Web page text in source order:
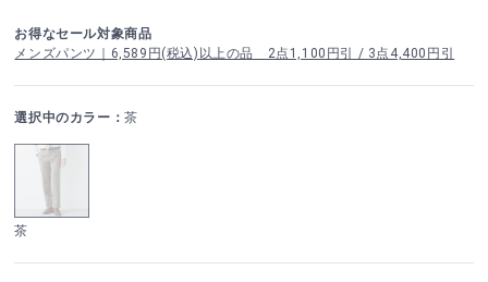
お得なセール対象商品
メンズパンツ｜6,589円(税込)以上の品 2点1,100円引 / 3点4,400円引
選択中のカラー：茶
茶